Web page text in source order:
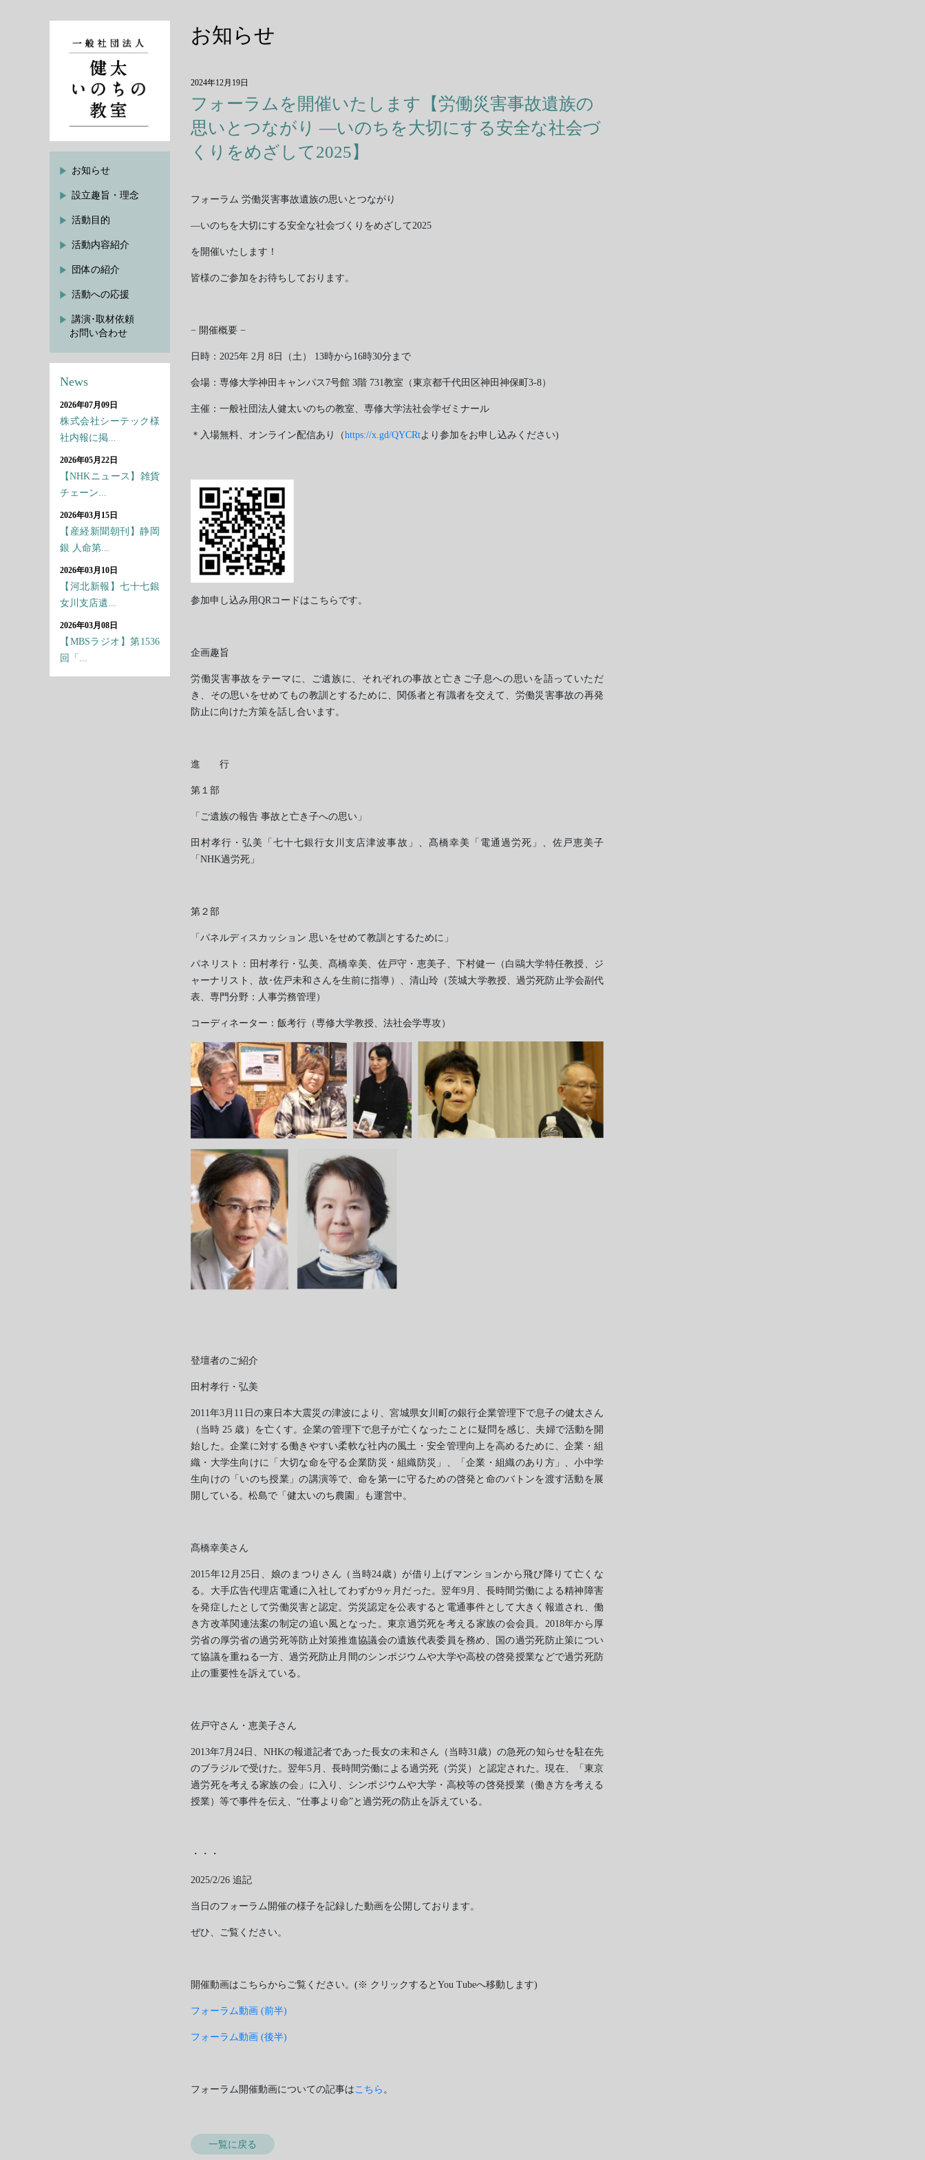
お知らせ
設立趣旨・理念
活動目的
活動内容紹介
団体の紹介
活動への応援
講演･取材依頼
お問い合わせ
News
2026年07月09日
株式会社シーテック様
社内報に掲...
2026年05月22日
【NHKニュース】雑貨
チェーン...
2026年03月15日
【産経新聞朝刊】静岡
銀 人命第...
2026年03月10日
【河北新報】七十七銀
女川支店遺...
2026年03月08日
【MBSラジオ】第1536
回「...
お知らせ
2024年12月19日
フォーラムを開催いたします【労働災害事故遺族の
思いとつながり ―いのちを大切にする安全な社会づ
くりをめざして2025】
フォーラム 労働災害事故遺族の思いとつながり
―いのちを大切にする安全な社会づくりをめざして2025
を開催いたします！
皆様のご参加をお待ちしております。
− 開催概要 −
日時：2025年 2月 8日（土） 13時から16時30分まで
会場：専修大学神田キャンパス7号館 3階 731教室（東京都千代田区神田神保町3-8）
主催：一般社団法人健太いのちの教室、専修大学法社会学ゼミナール
＊入場無料、オンライン配信あり（https://x.gd/QYCRtより参加をお申し込みください)
参加申し込み用QRコードはこちらです。
企画趣旨
労働災害事故をテーマに、ご遺族に、それぞれの事故と亡きご子息への思いを語っていただ
き、その思いをせめてもの教訓とするために、関係者と有識者を交えて、労働災害事故の再発
防止に向けた方策を話し合います。
進 行
第１部
「ご遺族の報告 事故と亡き子への思い」
田村孝行・弘美「七十七銀行女川支店津波事故」、髙橋幸美「電通過労死」、佐戸恵美子
「NHK過労死」
第２部
「パネルディスカッション 思いをせめて教訓とするために」
パネリスト：田村孝行・弘美、髙橋幸美、佐戸守・恵美子、下村健一（白鷗大学特任教授、ジ
ャーナリスト、故･佐戸未和さんを生前に指導）、清山玲（茨城大学教授、過労死防止学会副代
表、専門分野：人事労務管理）
コーディネーター：飯考行（専修大学教授、法社会学専攻）
登壇者のご紹介
田村孝行・弘美
2011年3月11日の東日本大震災の津波により、宮城県女川町の銀行企業管理下で息子の健太さん
（当時 25 歳）を亡くす。企業の管理下で息子が亡くなったことに疑問を感じ、夫婦で活動を開
始した。企業に対する働きやすい柔軟な社内の風土・安全管理向上を高めるために、企業・組
織・大学生向けに「大切な命を守る企業防災・組織防災」、「企業・組織のあり方」、小中学
生向けの「いのち授業」の講演等で、命を第一に守るための啓発と命のバトンを渡す活動を展
開している。松島で「健太いのち農園」も運営中。
髙橋幸美さん
2015年12月25日、娘のまつりさん（当時24歳）が借り上げマンションから飛び降りて亡くな
る。大手広告代理店電通に入社してわずか9ヶ月だった。翌年9月、長時間労働による精神障害
を発症したとして労働災害と認定。労災認定を公表すると電通事件として大きく報道され、働
き方改革関連法案の制定の追い風となった。東京過労死を考える家族の会会員。2018年から厚
労省の厚労省の過労死等防止対策推進協議会の遺族代表委員を務め、国の過労死防止策につい
て協議を重ねる一方、過労死防止月間のシンポジウムや大学や高校の啓発授業などで過労死防
止の重要性を訴えている。
佐戸守さん・恵美子さん
2013年7月24日、NHKの報道記者であった長女の未和さん（当時31歳）の急死の知らせを駐在先
のブラジルで受けた。翌年5月、長時間労働による過労死（労災）と認定された。現在、「東京
過労死を考える家族の会」に入り、シンポジウムや大学・高校等の啓発授業（働き方を考える
授業）等で事件を伝え、“仕事より命”と過労死の防止を訴えている。
・・・
2025/2/26 追記
当日のフォーラム開催の様子を記録した動画を公開しております。
ぜひ、ご覧ください。
開催動画はこちらからご覧ください。(※ クリックするとYou Tubeへ移動します)
フォーラム動画 (前半)
フォーラム動画 (後半)
フォーラム開催動画についての記事は こちら 。
一覧に戻る